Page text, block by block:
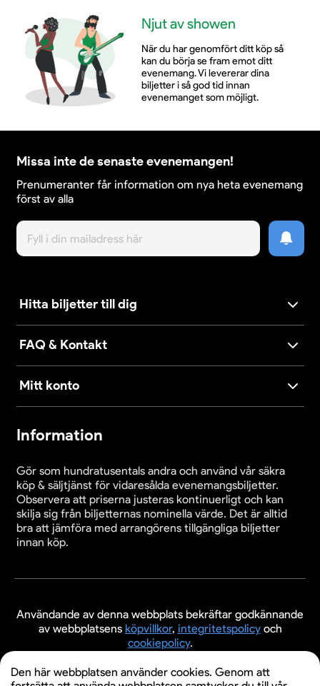
Njut av showen
När du har genomfört ditt köp så
kan du börja se fram emot ditt
evenemang. Vi levererar dina
biljetter i så god tid innan
evenemanget som möjligt.
Missa inte de senaste evenemangen!
Prenumeranter får information om nya heta evenemang
först av alla
Hitta biljetter till dig
FAQ & Kontakt
Mitt konto
Information
Gör som hundratusentals andra och använd vår säkra
köp & säljtjänst för vidaresålda evenemangsbiljetter.
Observera att priserna justeras kontinuerligt och kan
skilja sig från biljetternas nominella värde. Det är alltid
bra att jämföra med arrangörens tillgängliga biljetter
innan köp.
Användande av denna webbplats bekräftar godkännande
av webbplatsens köpvillkor, integritetspolicyoch
cookiepolicy.
© 2026 Evenemangsbiljetter.se
Den här webbplatsen använder cookies. Genom att